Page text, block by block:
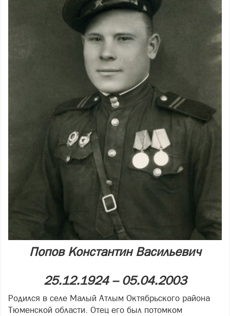
Попов Константин Васильевич
25.12.1924 – 05.04.2003
Родился в селе Малый Атлым Октябрьского района
Тюменской области. Отец его был потомком